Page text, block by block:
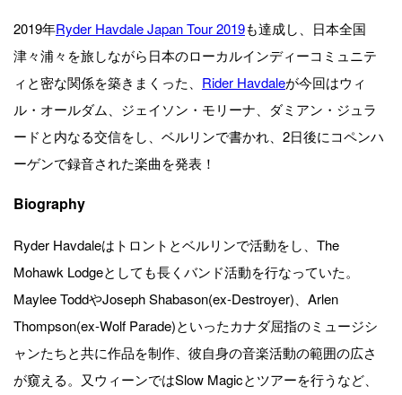
2019年Ryder Havdale Japan Tour 2019も達成し、日本全国
津々浦々を旅しながら日本のローカルインディーコミュニテ
ィと密な関係を築きまくった、 Rider Havdaleが今回はウィ
ル・オールダム、ジェイソン・モリーナ、ダミアン・ジュラ
ードと内なる交信をし、ベルリンで書かれ、2日後にコペンハ
ーゲンで録音された楽曲を発表！
Biography
Ryder Havdaleはトロントとベルリンで活動をし、The
Mohawk Lodgeとしても長くバンド活動を行なっていた。
Maylee ToddやJoseph Shabason(ex-Destroyer)、Arlen
Thompson(ex-Wolf Parade)といったカナダ屈指のミュージシ
ャンたちと共に作品を制作、彼自身の音楽活動の範囲の広さ
が窺える。又ウィーンではSlow Magicとツアーを行うなど、